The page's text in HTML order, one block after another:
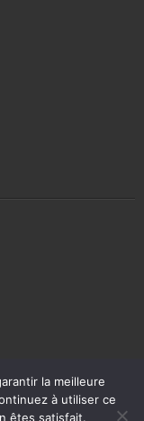
la meilleure
à utiliser ce
êtes satisfait.